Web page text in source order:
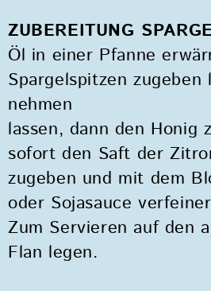
ZUBEREITUNG
Öl in einer Pfanne
Spargelspitzen zugeben
nehmen
lassen, dann den Honig
sofort den Saft der
zugeben und mit dem
oder Sojasauce
Zum Servieren auf den
Flan legen.